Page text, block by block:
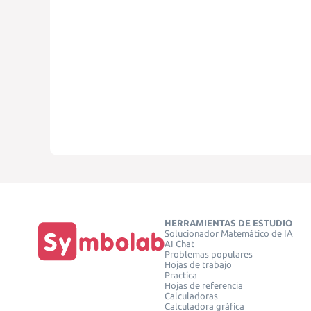
HERRAMIENTAS DE ESTUDIO
Solucionador Matemático de IA
AI Chat
Problemas populares
Hojas de trabajo
Practica
Hojas de referencia
Calculadoras
Calculadora gráfica